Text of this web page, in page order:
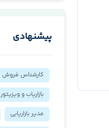
پیشنهادی
کارشناس فروش
بازاریاب و ویزیتور
مدیر بازاریابی